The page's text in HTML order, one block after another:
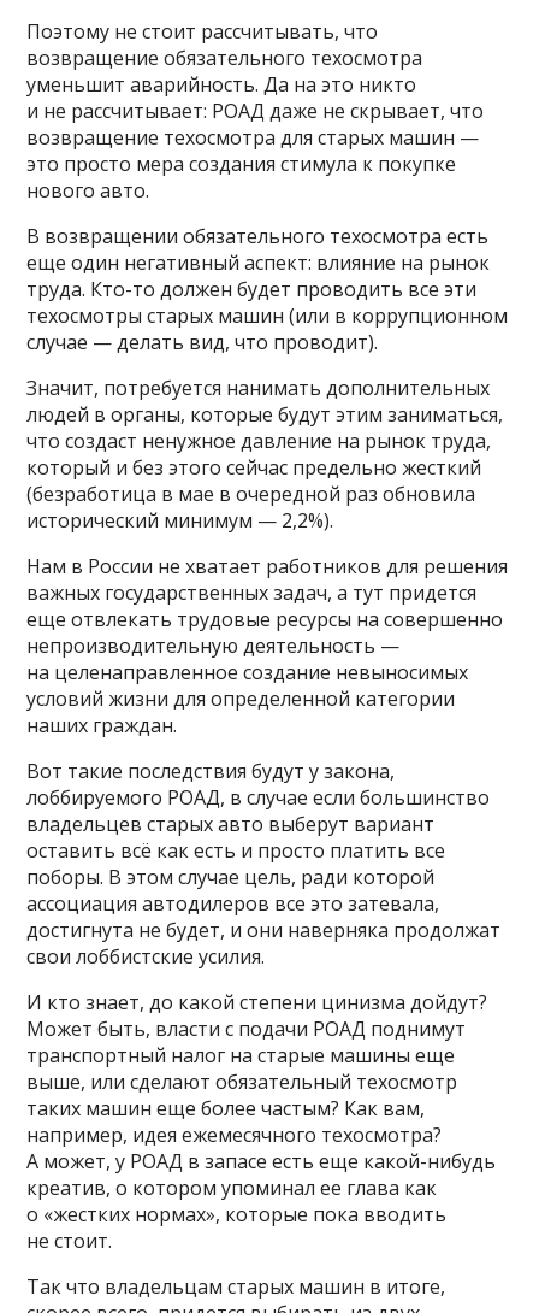
Поэтому не стоит рассчитывать, что
возвращение обязательного техосмотра
уменьшит аварийность. Да на это никто
и не рассчитывает: РОАД даже не скрывает, что
возвращение техосмотра для старых машин —
это просто мера создания стимула к покупке
нового авто.
В возвращении обязательного техосмотра есть
еще один негативный аспект: влияние на рынок
труда. Кто-то должен будет проводить все эти
техосмотры старых машин (или в коррупционном
случае — делать вид, что проводит).
Значит, потребуется нанимать дополнительных
людей в органы, которые будут этим заниматься,
что создаст ненужное давление на рынок труда,
который и без этого сейчас предельно жесткий
(безработица в мае в очередной раз обновила
исторический минимум — 2,2%).
Нам в России не хватает работников для решения
важных государственных задач, а тут придется
еще отвлекать трудовые ресурсы на совершенно
непроизводительную деятельность —
на целенаправленное создание невыносимых
условий жизни для определенной категории
наших граждан.
Вот такие последствия будут у закона,
лоббируемого РОАД, в случае если большинство
владельцев старых авто выберут вариант
оставить всё как есть и просто платить все
поборы. В этом случае цель, ради которой
ассоциация автодилеров все это затевала,
достигнута не будет, и они наверняка продолжат
свои лоббистские усилия.
И кто знает, до какой степени цинизма дойдут?
Может быть, власти с подачи РОАД поднимут
транспортный налог на старые машины еще
выше, или сделают обязательный техосмотр
таких машин еще более частым? Как вам,
например, идея ежемесячного техосмотра?
А может, у РОАД в запасе есть еще какой-нибудь
креатив, о котором упоминал ее глава как
о «жестких нормах», которые пока вводить
не стоит.
Так что владельцам старых машин в итоге,